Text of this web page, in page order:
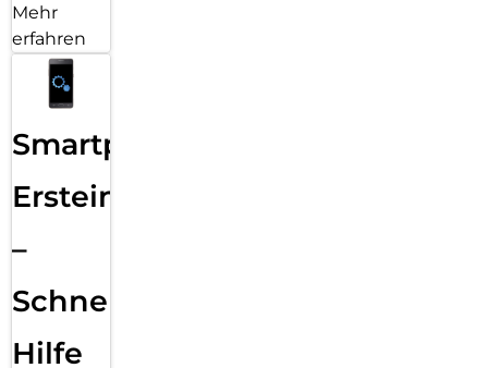
Mehr
erfahren
Smartphone
Ersteinrichtung
–
Schnelle
Hilfe